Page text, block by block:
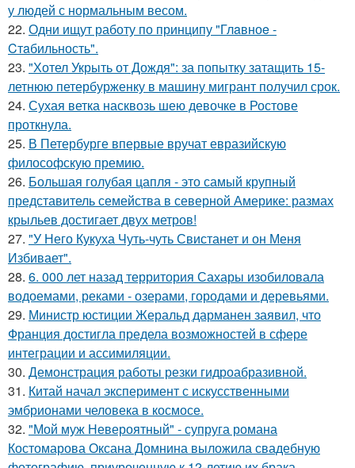
у людей с нормальным весом.
22. Одни ищут работу по принципу "Глaвноe -
Cтaбильность".
23. "Хотел Укрыть от Дождя": за попытку затащить 15-
летнюю петербурженку в машину мигрант получил срок.
24. Сухая ветка насквозь шею девочке в Ростове
проткнула.
25. В Петербурге впервые вручат евразийскую
философскую премию.
26. Большая голубая цапля - это самый крупный
представитель семейства в северной Америке: размах
крыльев достигает двух метров!
27. "У Него Кукуха Чуть-чуть Свистанет и он Меня
Избивает".
28. 6. 000 лет назад территория Сахары изобиловала
водоемами, реками - озерами, городами и деревьями.
29. Министр юстиции Жеральд дарманен заявил, что
Франция достигла предела возможностей в сфере
интеграции и ассимиляции.
30. Демонстрация работы резки гидроабразивной.
31. Китай начал эксперимент с искусственными
эмбрионами человека в космосе.
32. "Мой муж Невероятный" - супруга романа
Костомарова Оксана Домнина выложила свадебную